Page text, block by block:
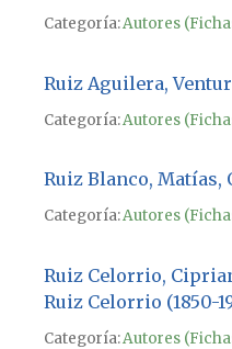
Categoría:Autores
Ruiz Aguilera,
Categoría:Autores
Ruiz Blanco, Matías,
Categoría:Autores
Ruiz Celorrio,
Ruiz Celorrio (1850-
Categoría:Autores